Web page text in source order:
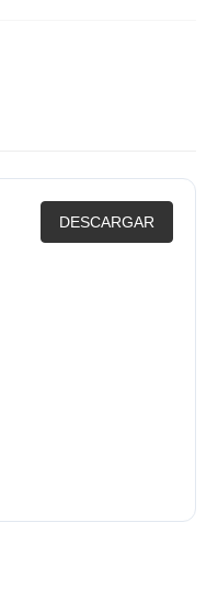
DESCARGAR